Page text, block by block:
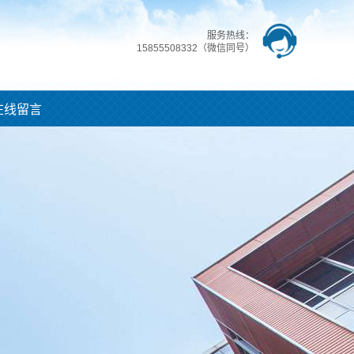
服务热线：
15855508332（微信同号）
线留言